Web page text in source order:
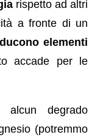
rispetto ad altri
a fronte di un
elementi
accade per le
alcun degrado
(potremmo